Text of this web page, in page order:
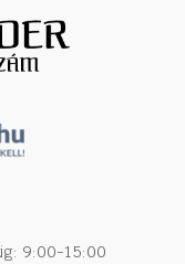
9:00-15:00